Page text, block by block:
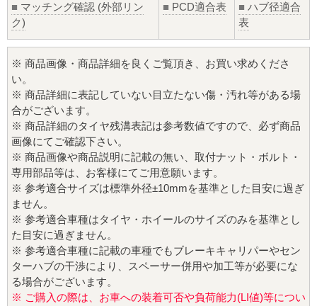
■ マッチング確認 (外部リン
ク)
■ PCD適合表 ■ ハブ径適合
表
※ 商品画像・商品詳細を良くご覧頂き、お買い求めくださ
い。
※ 商品詳細に表記していない目立たない傷・汚れ等がある場
合がございます。
※ 商品詳細のタイヤ残溝表記は参考数値ですので、必ず商品
画像にてご確認下さい。
※ 商品画像や商品説明に記載の無い、取付ナット・ボルト・
専用部品等は、お客様にてご用意願います。
※ 参考適合サイズは標準外径±10mmを基準とした目安に過ぎ
ません。
※ 参考適合車種はタイヤ・ホイールのサイズのみを基準とし
た目安に過ぎません。
※ 参考適合車種に記載の車種でもブレーキキャリパーやセン
ターハブの干渉により、スペーサー併用や加工等が必要にな
る場合がございます。
※ ご購入の際は、お車への装着可否や負荷能力(LI値)等につい